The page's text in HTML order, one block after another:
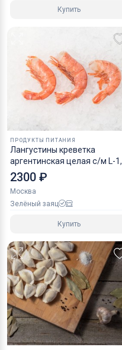
Купить
ПРОДУКТЫ ПИТАНИЯ
Лангустины креветка
аргентинская целая с/м L-1,
10-20 шт
2300 ₽
Москва
Зелёный заяц
Купить